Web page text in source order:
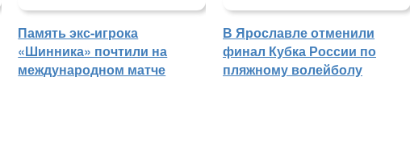
Память экс-игрока
«Шинника» почтили на
международном матче
В Ярославле отменили
финал Кубка России по
пляжному волейболу